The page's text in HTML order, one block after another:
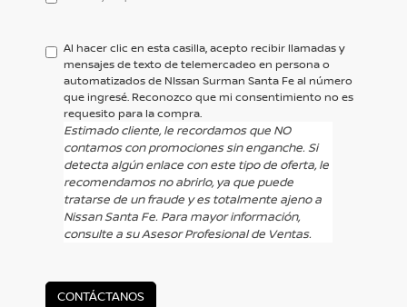
acepto
href='/privacy.aspx'
target='_blank'>Aviso
de
Privacidad</a>
Al hacer clic en esta casilla, acepto recibir llamadas y
mensajes de texto de telemercadeo en persona o
automatizados de NIssan Surman Santa Fe al número
que ingresé. Reconozco que mi consentimiento no es
requesito para la compra.
Estimado cliente, le recordamos que NO
contamos con promociones sin enganche. Si
detecta algún enlace con este tipo de oferta, le
recomendamos no abrirlo, ya que puede
tratarse de un fraude y es totalmente ajeno a
Nissan Santa Fe. Para mayor información,
consulte a su Asesor Profesional de Ventas.
CONTÁCTANOS